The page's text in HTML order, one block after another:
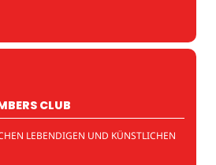
CLUB
LEBENDIGEN UND KÜNSTLICHEN